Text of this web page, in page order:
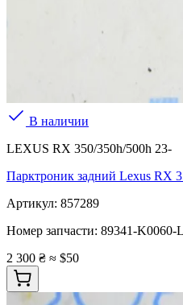
В наличии
LEXUS RX 350/350h/500h 23-
Парктроник задний Lexus RX
Артикул: 857289
Номер запчасти: 89341-K0060-
2 300 ₴ ≈ $50